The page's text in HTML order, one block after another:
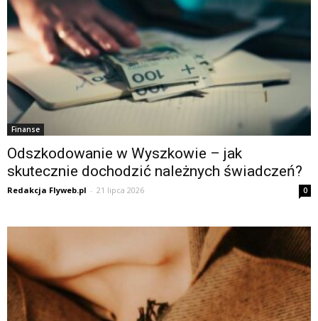
Finanse
Odszkodowanie w Wyszkowie – jak
skutecznie dochodzić należnych świadczeń?
Redakcja Flyweb.pl - 21 lipca 2026 0